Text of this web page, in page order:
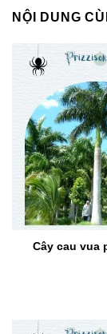
NỘI DUNG
Cây cau vua